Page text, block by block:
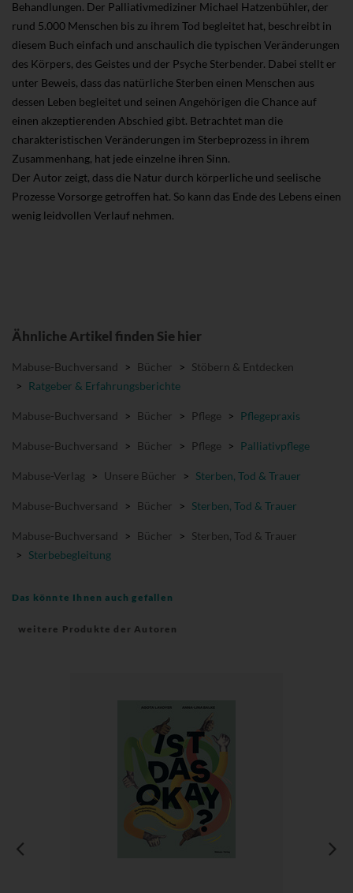
Behandlungen. Der Palliativmediziner Michael Hatzenbühler, der
rund 5.000 Menschen bis zu ihrem Tod begleitet hat, beschreibt in
diesem Buch einfach und anschaulich die typischen Veränderungen
des Körpers, des Geistes und der Psyche Sterbender. Dabei stellt er
unter Beweis, dass das natürliche Sterben einen Menschen aus
dessen Leben begleitet und seinen Angehörigen die Chance auf
einen akzeptierenden Abschied gibt. Betrachtet man die
charakteristischen Veränderungen im Sterbeprozess in ihrem
Zusammenhang, hat jede einzelne ihren Sinn.
Der Autor zeigt, dass die Natur durch körperliche und seelische
Prozesse Vorsorge getroffen hat. So kann das Ende des Lebens einen
wenig leidvollen Verlauf nehmen.
Ähnliche Artikel finden Sie hier
Mabuse-Buchversand > Bücher > Stöbern & Entdecken
> Ratgeber & Erfahrungsberichte
Mabuse-Buchversand > Bücher > Pflege > Pflegepraxis
Mabuse-Buchversand > Bücher > Pflege > Palliativpflege
Mabuse-Verlag > Unsere Bücher > Sterben, Tod & Trauer
Mabuse-Buchversand > Bücher > Sterben, Tod & Trauer
Mabuse-Buchversand > Bücher > Sterben, Tod & Trauer
> Sterbebegleitung
Das könnte Ihnen auch gefallen
weitere Produkte der Autoren